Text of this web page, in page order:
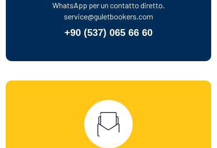
WhatsApp per un contatto diretto.
service@guletbookers.com
+90 (537) 065 66 60